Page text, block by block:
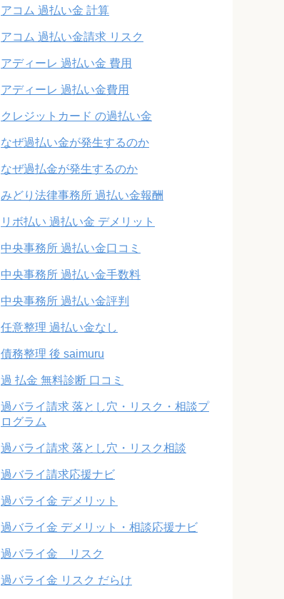
アコム 過払い金 計算
アコム 過払い金請求 リスク
アディーレ 過払い金 費用
アディーレ 過払い金費用
クレジットカード の過払い金
なぜ過払い金が発生するのか
なぜ過払金が発生するのか
みどり法律事務所 過払い金報酬
リボ払い 過払い金 デメリット
中央事務所 過払い金口コミ
中央事務所 過払い金手数料
中央事務所 過払い金評判
任意整理 過払い金なし
債務整理 後 saimuru
過 払金 無料診断 口コミ
過バライ請求 落とし穴・リスク・相談プ
ログラム
過バライ請求 落とし穴・リスク相談
過バライ請求応援ナビ
過バライ金 デメリット
過バライ金 デメリット・相談応援ナビ
過バライ金 リスク
過バライ金 リスク だらけ